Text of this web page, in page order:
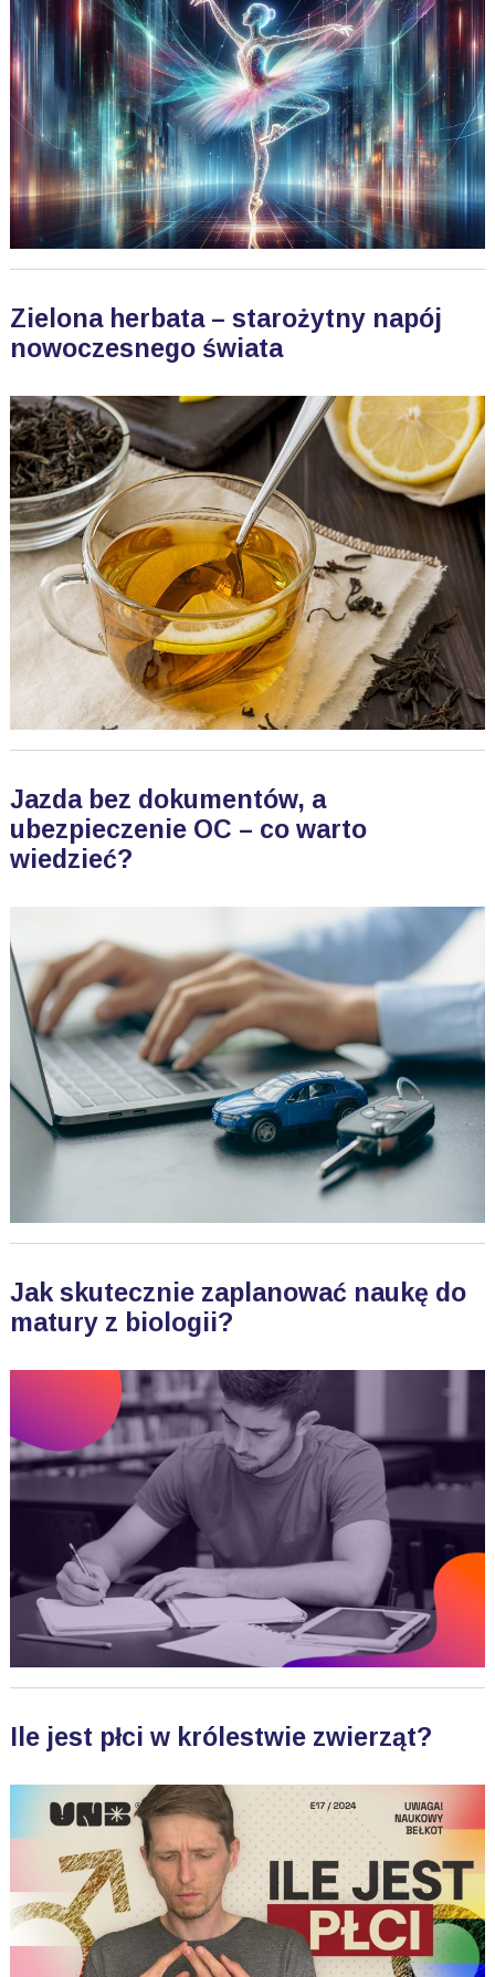
Zielona herbata – starożytny napój
nowoczesnego świata
Jazda bez dokumentów, a
ubezpieczenie OC – co warto
wiedzieć?
Jak skutecznie zaplanować naukę do
matury z biologii?
Ile jest płci w królestwie zwierząt?